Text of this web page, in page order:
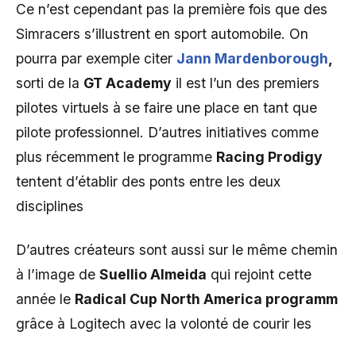
Ce n’est cependant pas la première fois que des
Simracers s’illustrent en sport automobile. On
pourra par exemple citer Jann Mardenborough
sorti de la GT Academy il est l’un des premiers
pilotes virtuels à se faire une place en tant que
pilote professionnel. D’autres initiatives comme
plus récemment le programme Racing Prodigy
tentent d’établir des ponts entre les deux
disciplines
D’autres créateurs sont aussi sur le même chemin
à l’image de Suellio Almeida qui rejoint cette
année le Radical Cup North America programm
grâce à Logitech avec la volonté de courir les